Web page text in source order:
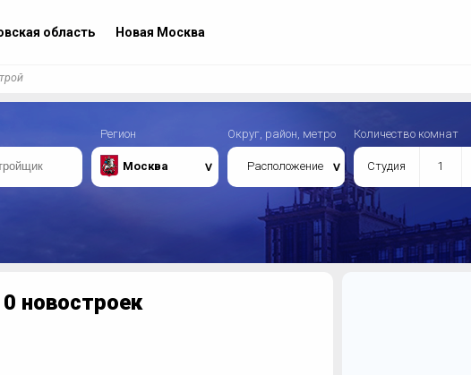
область Новая Москва
Регион
Москва
Округ, район, метро
Расположение
Количество комнат
Студия 1
новостроек